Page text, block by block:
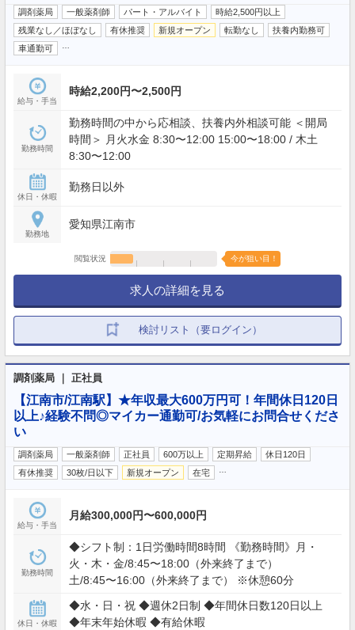
調剤薬局 一般薬剤師 パート・アルバイト
時給2,500円以上
残業なし／ほぼなし
有休推奨 新規オープン 転勤なし
扶養内勤務可
車通勤可
給与・手当
時給2,200円〜2,500円
勤務時間
勤務時間の中から応相談、扶養内外相談可能 ＜開局
時間＞ 月火水金 8:30〜12:00 15:00〜18:00 / 木土
8:30〜12:00
休日・休暇
勤務日以外
勤務地
愛知県江南市
閲覧状況 今が狙い目！
求人の詳細を見る
検討リスト（要ログイン）
調剤薬局 ｜ 正社員
【江南市/江南駅】★年収最大600万円可！年間休日120日
以上♪経験不問◎マイカー通勤可/お気軽にお問合せくださ
い
調剤薬局 一般薬剤師 正社員 600万以上 定期昇給
休日120日
有休推奨
30枚/日以下 新規オープン 在宅
給与・手当
月給300,000円〜600,000円
勤務時間
◆シフト制：1日労働時間8時間 《勤務時間》月・
火・木・金/8:45〜18:00（外来終了まで）
土/8:45〜16:00（外来終了まで） ※休憩60分
休日・休暇
◆水・日・祝 ◆週休2日制 ◆年間休日数120日以上
◆年末年始休暇 ◆有給休暇